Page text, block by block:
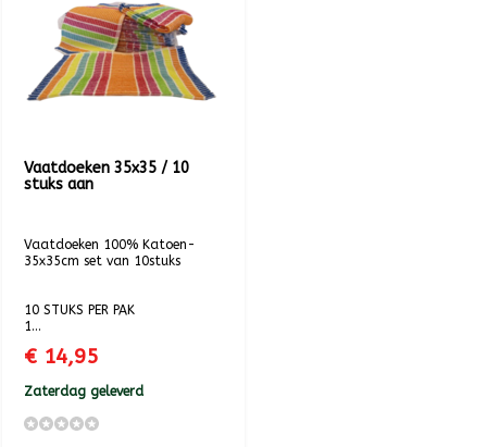
Vaatdoeken 35x35 / 10
stuks aan
Vaatdoeken 100% Katoen-
35x35cm set van 10stuks
10 STUKS PER PAK
1...
€ 14,95
Zaterdag geleverd